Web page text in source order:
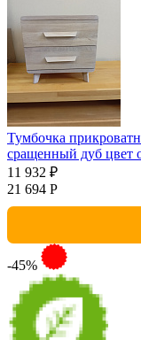
Тумбочка
сращенный дуб цвет
11 932 ₽
21 694 Р
-45%